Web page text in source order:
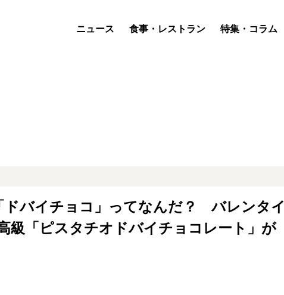
ニュース 食事・レストラン 特集・コラム
ドバイチョコ」ってなんだ？ バレンタイ
級「ピスタチオドバイチョコレート」が